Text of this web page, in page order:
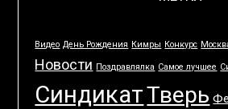
Видео День Рождения Кимры Конкурс
Новости Поздравлялка Самое лучшее
СиндикатТверь